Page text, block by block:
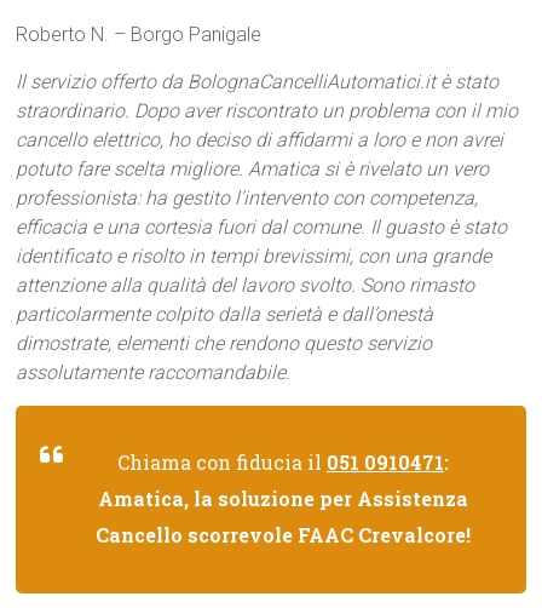
Roberto N. – Borgo Panigale
Il servizio offerto da BolognaCancelliAutomatici.it è stato
straordinario. Dopo aver riscontrato un problema con il mio
cancello elettrico, ho deciso di affidarmi a loro e non avrei
potuto fare scelta migliore. Amatica si è rivelato un vero
professionista: ha gestito l’intervento con competenza,
efficacia e una cortesia fuori dal comune. Il guasto è stato
identificato e risolto in tempi brevissimi, con una grande
attenzione alla qualità del lavoro svolto. Sono rimasto
particolarmente colpito dalla serietà e dall’onestà
dimostrate, elementi che rendono questo servizio
assolutamente raccomandabile.
Chiama con fiducia il 051 0910471:
Amatica, la soluzione per Assistenza
Cancello scorrevole FAAC Crevalcore!